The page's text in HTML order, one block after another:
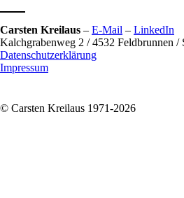
Carsten Kreilaus – E-Mail – LinkedIn
Kalchgrabenweg 2 / 4532 Feldbrunnen /
Datenschutzerklärung
Impressum
© Carsten Kreilaus 1971-2026